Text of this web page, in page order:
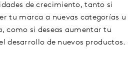
de crecimiento, tanto si
tu marca a nuevas categorías u
como si deseas aumentar tu
desarrollo de nuevos productos.